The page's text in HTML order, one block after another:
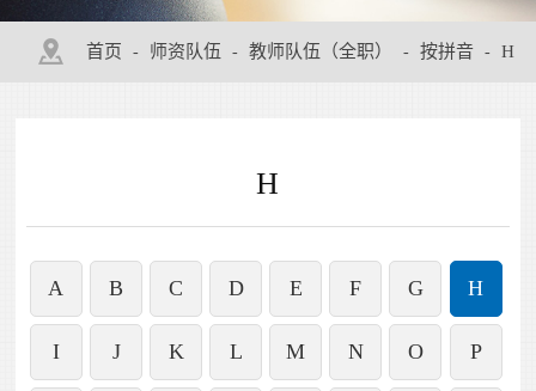
首页 - 师资队伍 - 教师队伍（全职） - 按拼音 - H
H
A B C D E F G H
I J K L M N O P